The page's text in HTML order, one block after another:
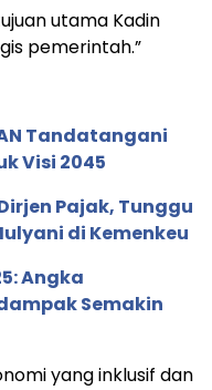
utama Kadin
pemerintah.”
Tandatangani
Visi 2045
Pajak, Tunggu
di Kemenkeu
Angka
Semakin
yang inklusif dan